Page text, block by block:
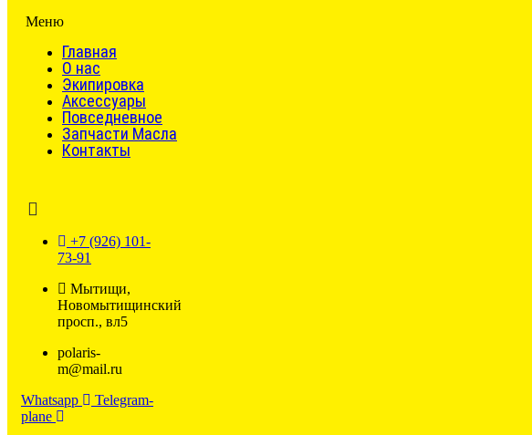
Меню
Главная
О нас
Экипировка
Аксессуары
Повседневное
Запчасти Масла
Контакты
+7 (926) 101-
73-91
Мытищи,
Новомытищинский
просп., вл5
polaris-
m@mail.ru
Whatsapp
Telegram-
plane